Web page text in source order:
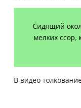
Сидящий
мелких
В видео